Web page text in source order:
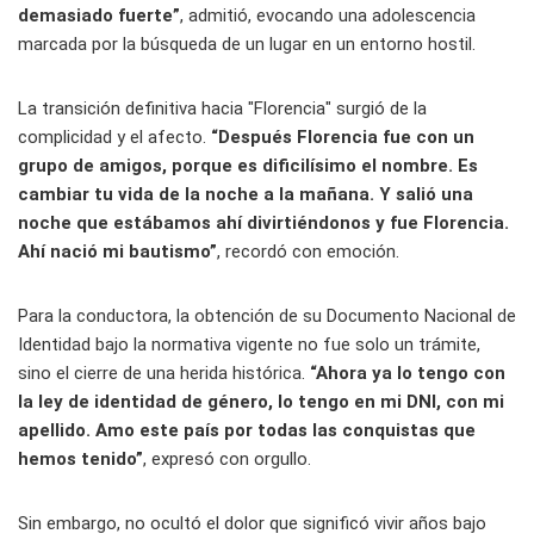
demasiado fuerte”, admitió, evocando una adolescencia
marcada por la búsqueda de un lugar en un entorno hostil.
La transición definitiva hacia "Florencia" surgió de la
complicidad y el afecto. “Después Florencia fue con un
grupo de amigos, porque es dificilísimo el nombre. Es
cambiar tu vida de la noche a la mañana. Y salió una
noche que estábamos ahí divirtiéndonos y fue Florencia.
Ahí nació mi bautismo”, recordó con emoción.
Para la conductora, la obtención de su Documento Nacional de
Identidad bajo la normativa vigente no fue solo un trámite,
sino el cierre de una herida histórica. “Ahora ya lo tengo con
la ley de identidad de género, lo tengo en mi DNI, con mi
apellido. Amo este país por todas las conquistas que
hemos tenido”, expresó con orgullo.
Sin embargo, no ocultó el dolor que significó vivir años bajo